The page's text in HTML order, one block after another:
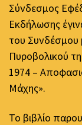
Σύνδεσμος
Εκδήλωσης
του
Πυροβολικού
1974 –
Μάχης».
Το βιβλίο